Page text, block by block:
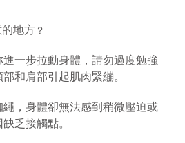
地方 ？
一步拉動身體，請勿過度勉強
和肩部引起肌肉緊繃。
，身體卻無法感到稍微壓迫或
乏接觸點。